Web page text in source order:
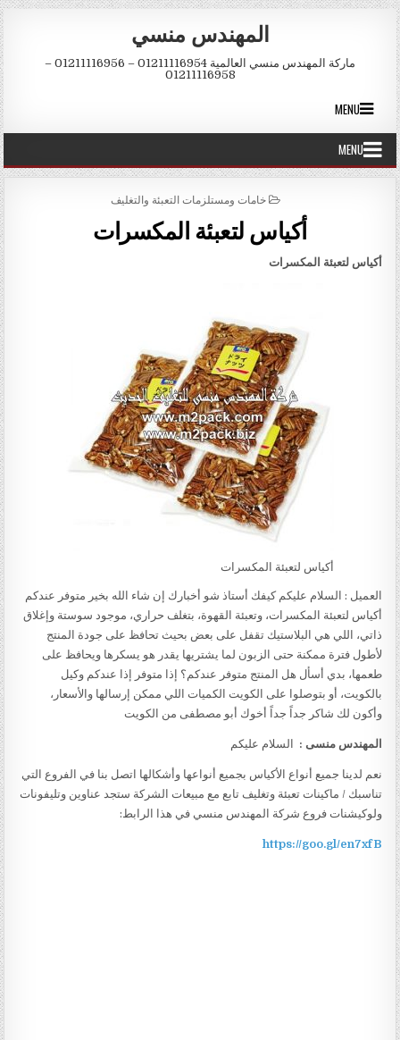
Skip to content
المهندس منسي
ماركة المهندس منسي العالمية 01211116954 – 01211116956 –
01211116958
MENU
MENU
POSTED IN
خامات ومستلزمات التعبئة والتغليف
أكياس لتعبئة المكسرات
أكياس لتعبئة المكسرات
أكياس لتعبئة المكسرات
العميل : السلام عليكم كيفك أستاذ شو أخبارك إن شاء الله بخير متوفر عندكم
أكياس لتعبئة المكسرات، وتعبئة القهوة، بتغلف حراري، موجود سوستة وإغلاق
ذاتي، اللي هي البلاستيك تقفل على بعض بحيث تحافظ على جودة المنتج
لأطول فترة ممكنة حتى الزبون لما يشتريها يقدر هو يسكرها ويحافظ على
طعمها، بدي أسأل هل المنتج متوفر عندكم؟ إذا متوفر إذا عندكم وكيل
بالكويت، أو بتوصلوا على الكويت الكميات اللي ممكن إرسالها والأسعار،
وأكون لك شاكر جداً جداً أخوك أبو مصطفى من الكويت
المهندس منسى : السلام عليكم
نعم لدينا جميع أنواع الأكياس بجميع أنواعها وأشكالها اتصل بنا في الفروع التي
تناسبك / ماكينات تعبئة وتغليف تابع مع مبيعات الشركة ستجد عناوين وتليفونات
ولوكيشنات فروع شركة المهندس منسي في هذا الرابط:
https://goo.gl/en7xfB